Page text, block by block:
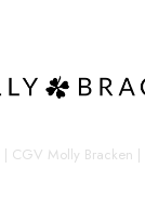
| CGV Molly Bracken |